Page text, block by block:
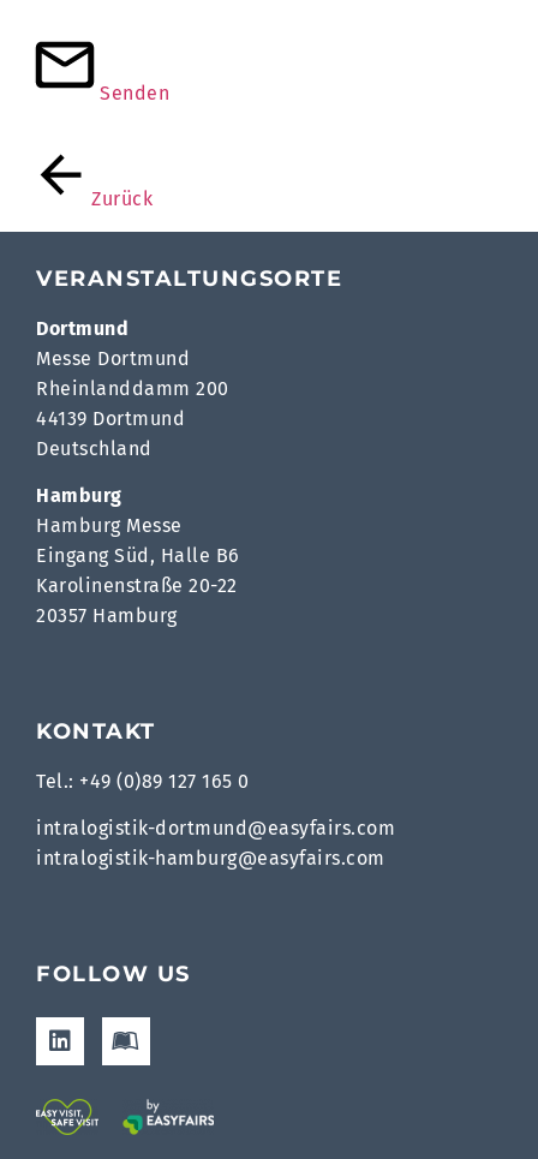
Senden
Zurück
VERANSTALTUNGSORTE
Dortmund
Messe Dortmund
Rheinlanddamm 200
44139 Dortmund
Deutschland
Hamburg
Hamburg Messe
Eingang Süd, Halle B6
Karolinenstraße 20-22
20357 Hamburg
KONTAKT
Tel.: +49 (0)89 127 165 0
intralogistik-dortmund@easyfairs.com
intralogistik-hamburg@easyfairs.com
FOLLOW US